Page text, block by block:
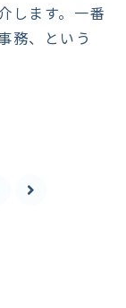
します。一番
務、という